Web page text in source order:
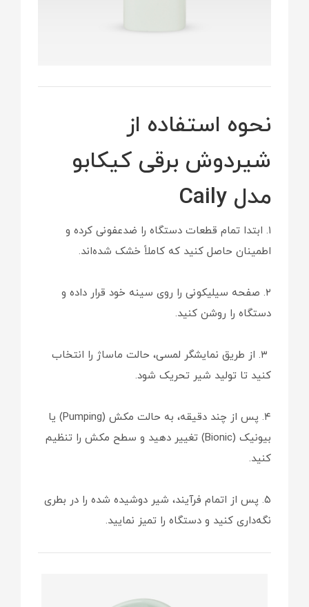
نحوه استفاده از
شیردوش برقی کیکابو
مدل Caily
۱. ابتدا تمام قطعات دستگاه را ضدعفونی کرده و
اطمینان حاصل کنید که کاملاً خشک شده‌اند.
۲. صفحه سیلیکونی را روی سینه خود قرار داده و
دستگاه را روشن کنید.
۳. از طریق نمایشگر لمسی، حالت ماساژ را انتخاب
کنید تا تولید شیر تحریک شود.
۴. پس از چند دقیقه، به حالت مکش (Pumping) یا
بیونیک (Bionic) تغییر دهید و سطح مکش را تنظیم
کنید.
۵. پس از اتمام فرآیند، شیر دوشیده شده را در بطری
نگه‌داری کنید و دستگاه را تمیز نمایید.